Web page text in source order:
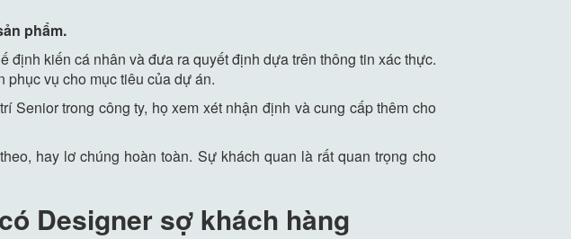
phẩm.
kiến cá nhân và đưa ra quyết định dựa trên thông tin xác thực.
vụ cho mục tiêu của dự án.
trong công ty, họ xem xét nhận định và cung cấp thêm cho
hay lơ chúng hoàn toàn. Sự khách quan là rất quan trọng cho
Designer sợ khách hàng